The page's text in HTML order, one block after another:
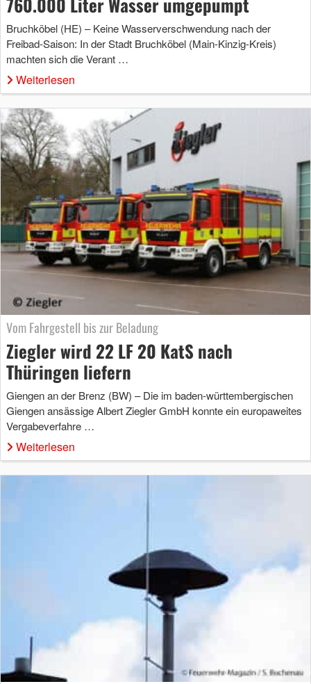
Bruchköbel (HE) – Keine Wasserverschwendung nach der
Freibad-Saison: In der Stadt Bruchköbel (Main-Kinzig-Kreis)
machten sich die Verant …
Weiterlesen
Vom Fahrgestell bis zur Beladung
Ziegler wird 22 LF 20 KatS nach
Thüringen liefern
Giengen an der Brenz (BW) – Die im baden-württembergischen
Giengen ansässige Albert Ziegler GmbH konnte ein europaweites
Vergabeverfahre …
Weiterlesen